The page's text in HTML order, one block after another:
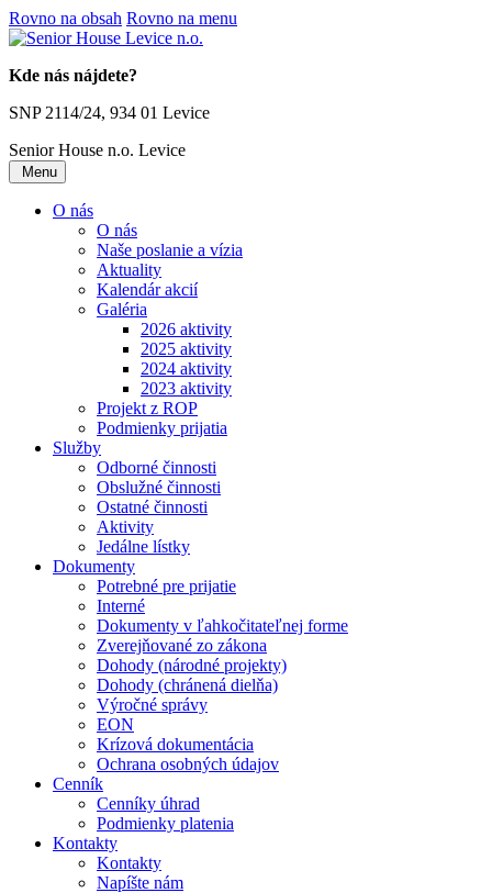
Rovno na obsah Rovno na menu
Kde nás nájdete?
SNP 2114/24, 934 01 Levice
Senior House n.o. Levice
Menu
O nás
O nás
Naše poslanie a vízia
Aktuality
Kalendár akcií
Galéria
2026 aktivity
2025 aktivity
2024 aktivity
2023 aktivity
Projekt z ROP
Podmienky prijatia
Služby
Odborné činnosti
Obslužné činnosti
Ostatné činnosti
Aktivity
Jedálne lístky
Dokumenty
Potrebné pre prijatie
Interné
Dokumenty v ľahkočitateľnej forme
Zverejňované zo zákona
Dohody (národné projekty)
Dohody (chránená dielňa)
Výročné správy
EON
Krízová dokumentácia
Ochrana osobných údajov
Cenník
Cenníky úhrad
Podmienky platenia
Kontakty
Kontakty
Napíšte nám